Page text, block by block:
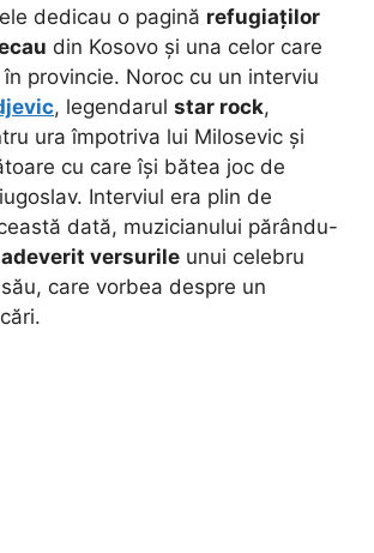
dedicau o pagină refugiaților
din Kosovo și una celor care
în provincie. Noroc cu un interviu
, legendarul star rock,
ura împotriva lui Milosevic și
cu care își bătea joc de
Interviul era plin de
dată, muzicianului părându-
versurile unui celebru
care vorbea despre un